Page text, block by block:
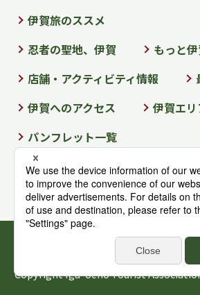
伊賀旅のススメ
忍者の聖地、伊賀
もっと
店舗・アクティビティ情報
伊賀へのアクセス
伊賀エ
パンフレット一覧
法人向けのご案内
運営情報
お問い合わせ
個人情報保護方針情報
Copyright Iga-Ueno Tourist